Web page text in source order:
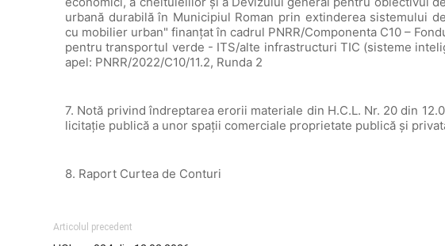
urbană durabilă în Municipiul Roman prin extinderea sistemului
cu mobilier urban" finanțat în cadrul PNRR/Componenta C10 –
pentru transportul verde - ITS/alte infrastructuri TIC (sisteme
apel: PNRR/2022/C10/11.2, Runda 2
7. Notă privind îndreptarea erorii materiale din H.C.L. Nr. 20 din
licitaţie publică a unor spaţii comerciale proprietate publică şi
8. Raport Curtea de Conturi
Articolul precedent